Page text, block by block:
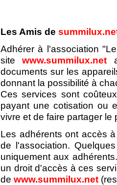
Les Amis de
Adhérer à l'association
sitewww.summilux.net
documents sur les
donnant la possibilité à
Ces services sont
payant une cotisation ou
vivre et de faire partager le
Les adhérents ont accès
de l'association.
uniquement aux
un droit d'accès à ces
de www.summilux.net